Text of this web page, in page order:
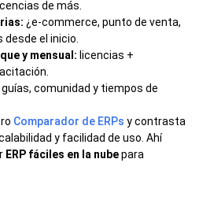
de más.
¿e‑commerce, punto de venta,
desde el inicio.
y mensual: licencias +
guías, comunidad y tiempos de
Comparador de ERPs y contrasta
y facilidad de uso. Ahí
ERP fáciles en la nubepara